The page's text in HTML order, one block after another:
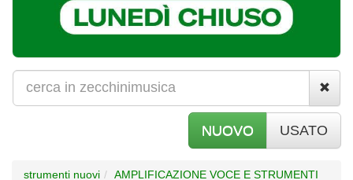
NUOVO USATO
strumenti nuovi
AMPLIFICAZIONE VOCE E STRUMENTI